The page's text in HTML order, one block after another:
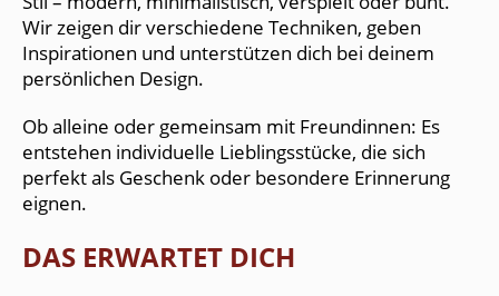
Wir zeigen dir verschiedene Techniken, geben
Inspirationen und unterstützen dich bei deinem
persönlichen Design.
Ob alleine oder gemeinsam mit Freundinnen: Es
entstehen individuelle Lieblingsstücke, die sich
perfekt als Geschenk oder besondere Erinnerung
eignen.
DAS ERWARTET DICH